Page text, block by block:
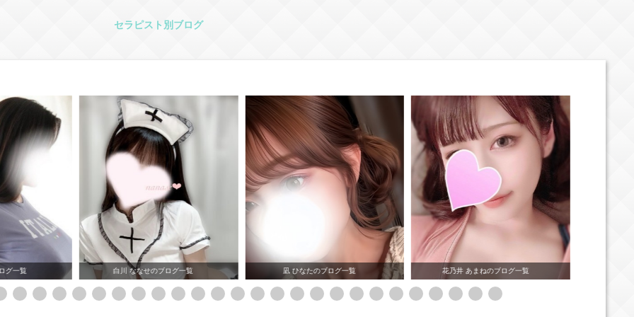
セラピスト別ブログ
グ一覧 凪 ひなたのブログ一覧 花乃井 あまねのブログ一覧 白宮 みゆうのブログ一覧